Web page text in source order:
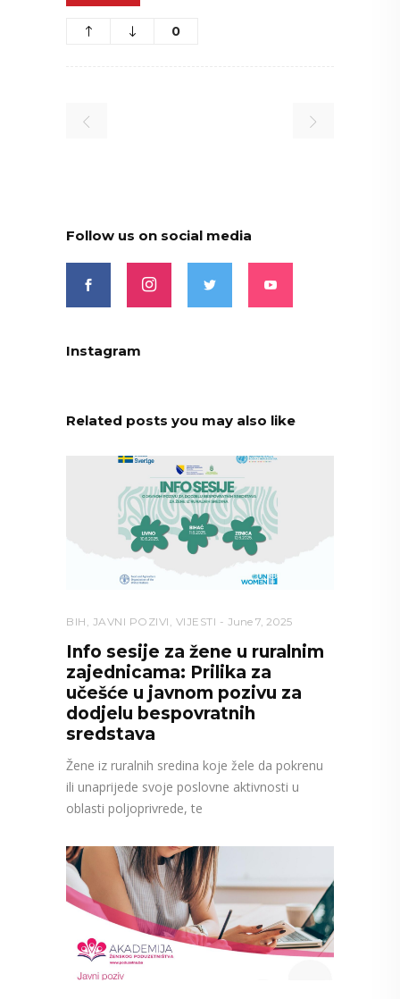
0
Follow us on social media
Instagram
Related posts you may also like
BIH , JAVNI POZIVI , VIJESTI June 7, 2025
Info sesije za žene u ruralnim
zajednicama: Prilika za
učešće u javnom pozivu za
dodjelu bespovratnih
sredstava
Žene iz ruralnih sredina koje žele da pokrenu
ili unaprijede svoje poslovne aktivnosti u
oblasti poljoprivrede, te